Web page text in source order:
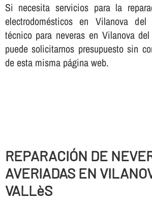
Si necesita servicios para la
electrodomésticos en Vilanova
técnico para neveras en Vilanova
puede solicitarnos presupuesto sin
de esta misma página web.
REPARACIÓN DE
AVERIADAS EN
VALLèS